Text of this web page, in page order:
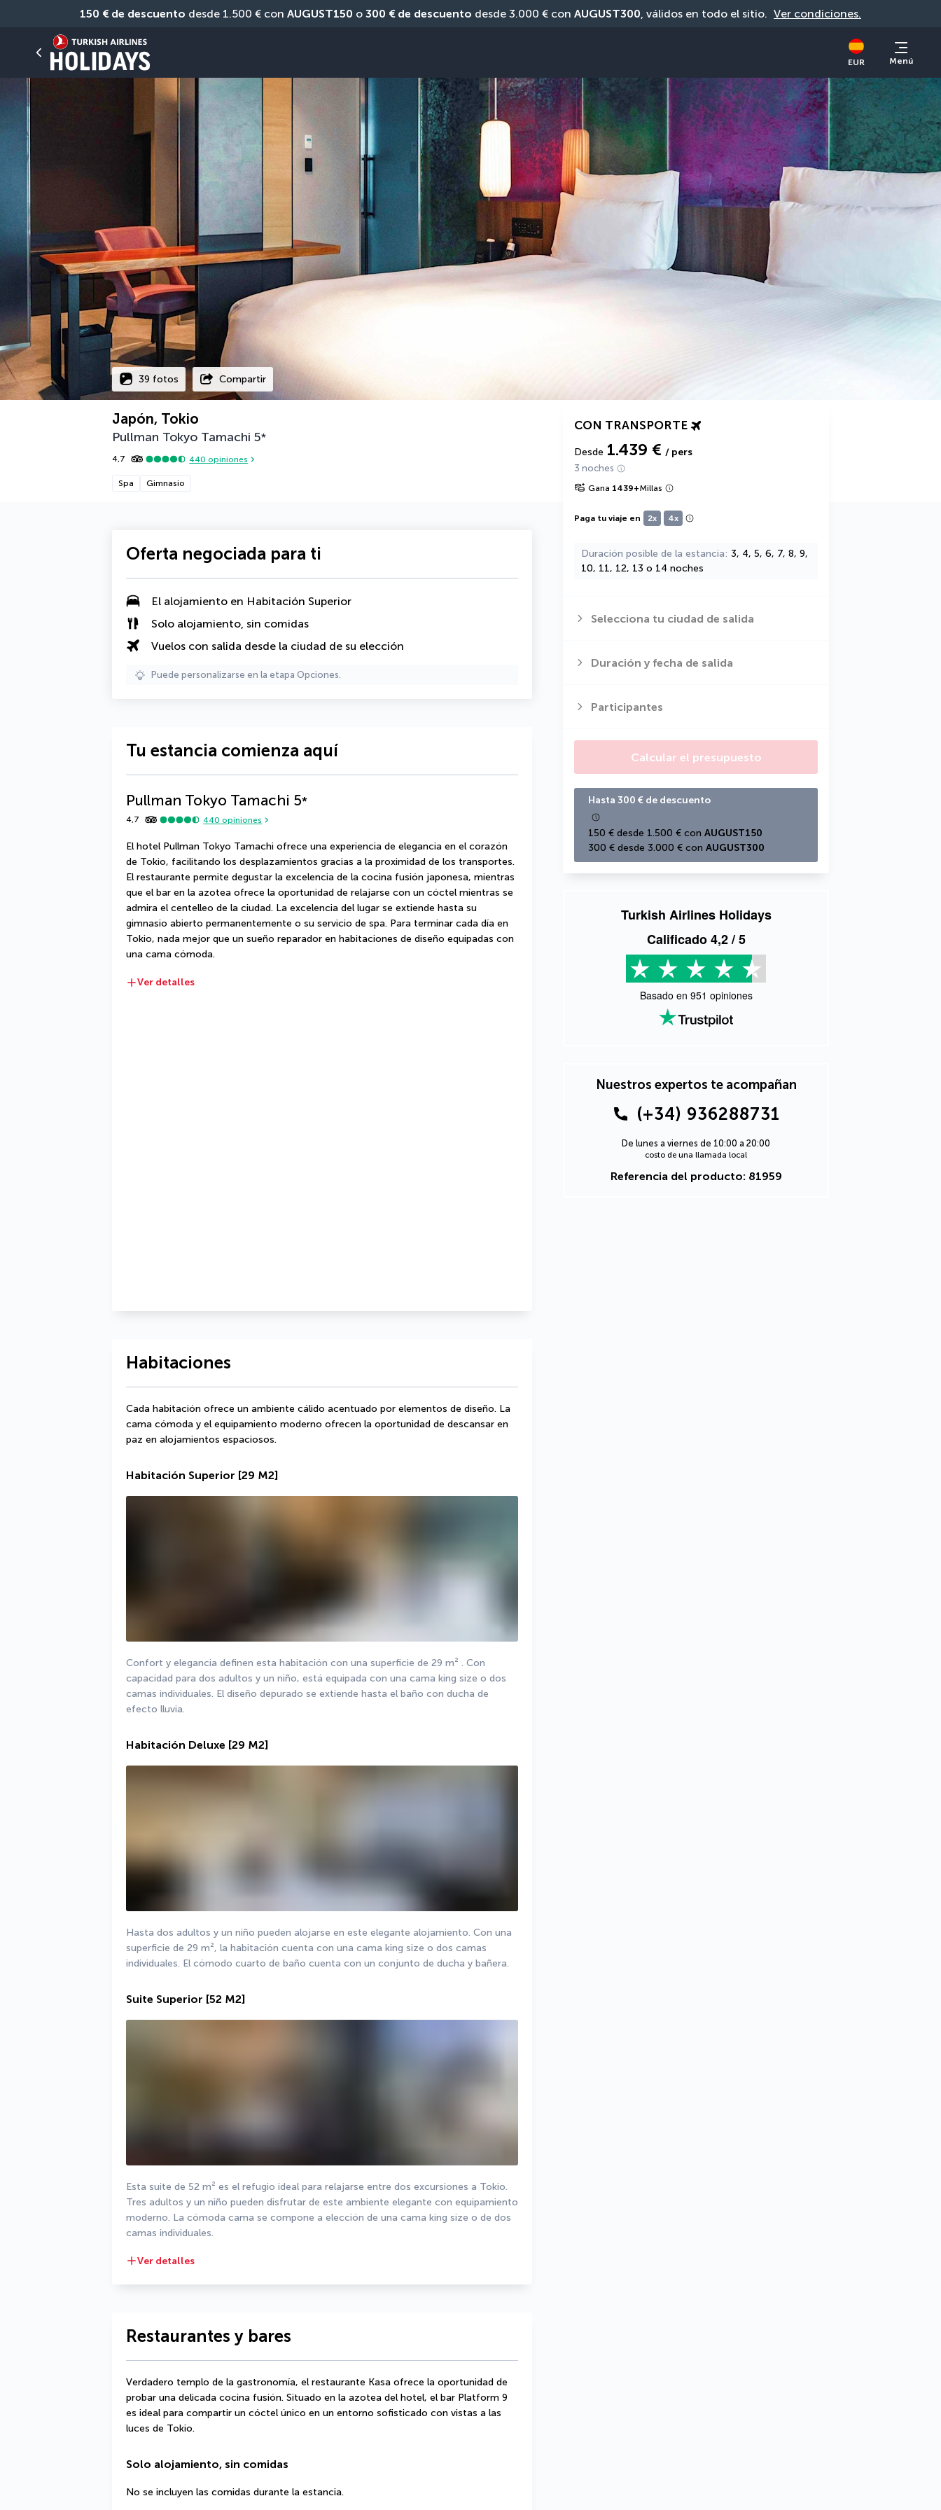
150 € de descuento desde 1.500 € con AUGUST150 o 300 € de descuento desde 3.000 € con AUGUST300, válidos en todo el sitio. Ver condiciones.
EUR Menú
39 fotos Compartir
Japón, Tokio
Pullman Tokyo Tamachi 5*
4,7 440 opiniones
Spa Gimnasio
CON TRANSPORTE
Desde 1.439 € / pers
3 noches
Gana 1439+Millas
Paga tu viaje en 2x 4x
Duración posible de la estancia 3, 4, 5, 6, 7, 8, 9,
10, 11, 12, 13 o 14 noches
Selecciona tu ciudad de salida
Duración y fecha de salida
Participantes
Calcular el presupuesto
Hasta 300 € de descuento
150 € desde 1.500 € con AUGUST150
300 € desde 3.000 € con AUGUST300
Turkish Airlines Holidays
Calificado4,2/ 5
Basado en 951 opiniones
Nuestros expertos te acompañan
(+34) 936288731
De lunes a viernes de 10:00 a 20:00
costo de una llamada local
Referencia del producto: 81959
Oferta negociada para ti
El alojamiento en Habitación Superior
Solo alojamiento, sin comidas
Vuelos con salida desde la ciudad de su elección
Puede personalizarse en la etapa Opciones.
Tu estancia comienza aquí
Pullman Tokyo Tamachi 5*
4,7 440 opiniones
El hotel Pullman Tokyo Tamachi ofrece una experiencia de elegancia en el corazón
de Tokio, facilitando los desplazamientos gracias a la proximidad de los transportes.
El restaurante permite degustar la excelencia de la cocina fusión japonesa, mientras
que el bar en la azotea ofrece la oportunidad de relajarse con un cóctel mientras se
admira el centelleo de la ciudad. La excelencia del lugar se extiende hasta su
gimnasio abierto permanentemente o su servicio de spa. Para terminar cada día en
Tokio, nada mejor que un sueño reparador en habitaciones de diseño equipadas con
una cama cómoda.
Ver detalles
Habitaciones
Cada habitación ofrece un ambiente cálido acentuado por elementos de diseño. La
cama cómoda y el equipamiento moderno ofrecen la oportunidad de descansar en
paz en alojamientos espaciosos.
Habitación Superior [29 M2]
Confort y elegancia definen esta habitación con una superficie de 29 m² . Con
capacidad para dos adultos y un niño, está equipada con una cama king size o dos
camas individuales. El diseño depurado se extiende hasta el baño con ducha de
efecto lluvia.
Habitación Deluxe [29 M2]
Hasta dos adultos y un niño pueden alojarse en este elegante alojamiento. Con una
superficie de 29 m², la habitación cuenta con una cama king size o dos camas
individuales. El cómodo cuarto de baño cuenta con un conjunto de ducha y bañera.
Suite Superior [52 M2]
Esta suite de 52 m² es el refugio ideal para relajarse entre dos excursiones a Tokio.
Tres adultos y un niño pueden disfrutar de este ambiente elegante con equipamiento
moderno. La cómoda cama se compone a elección de una cama king size o de dos
camas individuales.
Ver detalles
Restaurantes y bares
Verdadero templo de la gastronomía, el restaurante Kasa ofrece la oportunidad de
probar una delicada cocina fusión. Situado en la azotea del hotel, el bar Platform 9
es ideal para compartir un cóctel único en un entorno sofisticado con vistas a las
luces de Tokio.
Solo alojamiento, sin comidas
No se incluyen las comidas durante la estancia.